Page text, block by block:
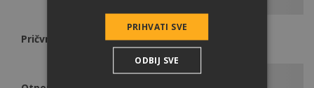
Pričvršćivanje ekserima
PRIHVATI SVE
ODBIJ SVE